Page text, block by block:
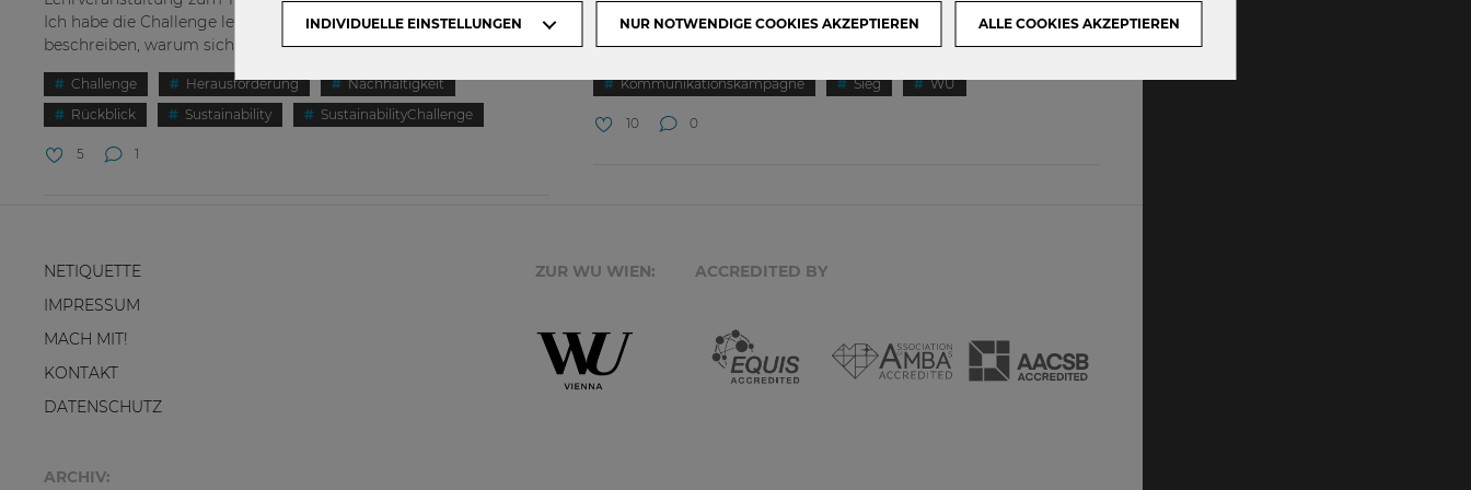
Ich habe die Challenge letztes Jahr mitgemacht und möchte
beschreiben, warum sich Abwechslung...
Challenge Herausforderung
Nachhaltigkeit
Rückblick
Sustainability SustainabilityChallenge
5 1
Brandstrom Challenge
Finale
Kommunikationskampagne
Sieg WU
10 0
NETIQUETTE
IMPRESSUM
MACH MIT!
KONTAKT
DATENSCHUTZ
ARCHIV:
ZUR WU WIEN: ACCREDITED BY
INDIVIDUELLE EINSTELLUNGEN NUR NOTWENDIGE COOKIES AKZEPTIEREN ALLE COOKIES AKZEPTIEREN